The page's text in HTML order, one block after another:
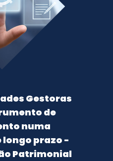
Gestoras
de
numa
prazo -
Patrimonial